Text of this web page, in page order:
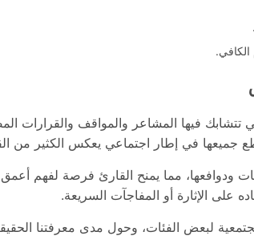
تتشابك فيها المشاعر والمواقف والقرارات
في إطار اجتماعي يعكس الكثير من
ودوافعها، مما يمنح القارئ فرصة لفهم
على الإثارة أو المفاجآت السريعة.
لبعض الفئات، وحول مدى معرفتنا